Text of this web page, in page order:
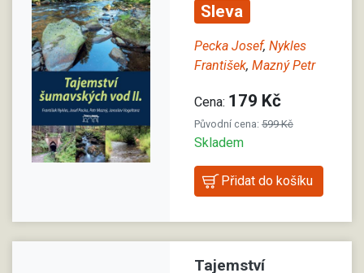
Sleva
Pecka Josef, Nykles
František, Mazný Petr
Cena: 179 Kč
Původní cena: 599 Kč
Skladem
Tajemství